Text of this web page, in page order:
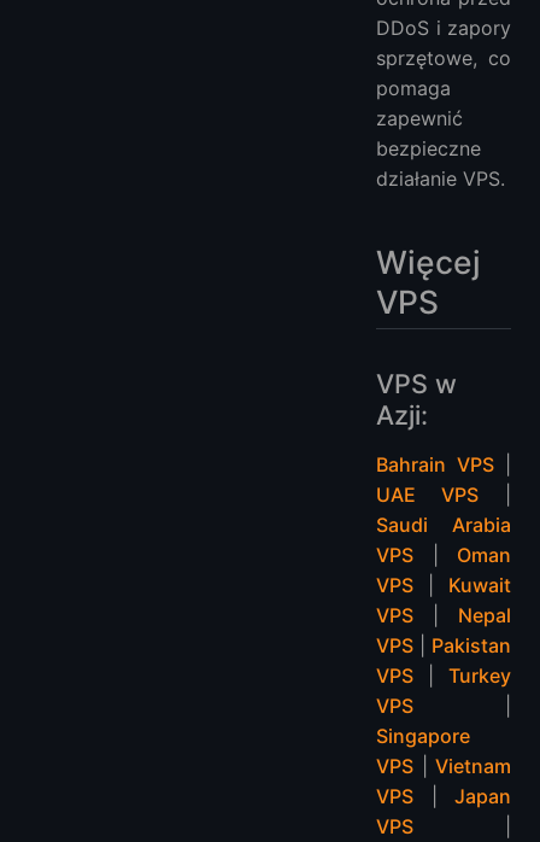
DDoS i zapory
sprzętowe, co
pomaga
zapewnić
bezpieczne
działanie VPS.
Więcej
VPS
VPS w
Azji:
Bahrain VPS|
UAE VPS
Saudi Arabia
VPS
Oman
VPS
Kuwait
VPS
Nepal
VPS
Pakistan
VPS
Turkey
VPS
Singapore
VPS
Vietnam
VPS
Japan
VPS